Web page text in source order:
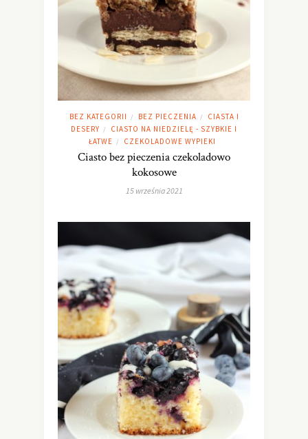
BEZ KATEGORII / BEZ PIECZENIA /
CIASTA I
DESERY /
CIASTO NA NIEDZIELĘ - SZYBKIE I
ŁATWE / CZEKOLADOWE WYPIEKI
Ciasto bez pieczenia czekoladowo
kokosowe
15 września 2021